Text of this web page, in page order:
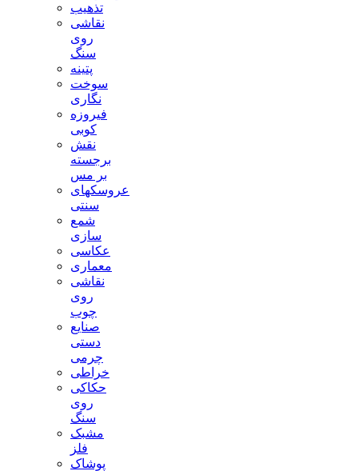
تذهیب
نقاشی
روی
سنگ
پتینه
سوخت
نگاری
فیروزه
کوبی
نقش
برجسته
بر مس
عروسکهای
سنتی
شمع
سازی
عکاسی
معماری
نقاشی
روی
چوب
صنایع
دستی
چرمی
خراطی
حکاکی
روی
سنگ
مشبک
فلز
پوشاک